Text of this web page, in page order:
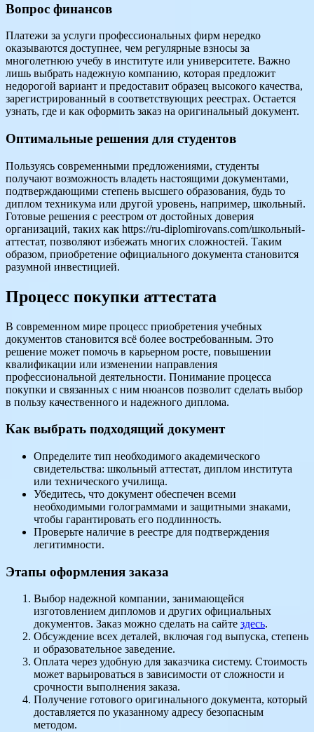
Вопрос финансов
Платежи за услуги профессиональных фирм нередко
оказываются доступнее, чем регулярные взносы за
многолетнюю учебу в институте или университете. Важно
лишь выбрать надежную компанию, которая предложит
недорогой вариант и предоставит образец высокого качества,
зарегистрированный в соответствующих реестрах. Остается
узнать, где и как оформить заказ на оригинальный документ.
Оптимальные решения для студентов
Пользуясь современными предложениями, студенты
получают возможность владеть настоящими документами,
подтверждающими степень высшего образования, будь то
диплом техникума или другой уровень, например, школьный.
Готовые решения с реестром от достойных доверия
организаций, таких как https://ru-diplomirovans.com/школьный-
аттестат, позволяют избежать многих сложностей. Таким
образом, приобретение официального документа становится
разумной инвестицией.
Процесс покупки аттестата
В современном мире процесс приобретения учебных
документов становится всё более востребованным. Это
решение может помочь в карьерном росте, повышении
квалификации или изменении направления
профессиональной деятельности. Понимание процесса
покупки и связанных с ним нюансов позволит сделать выбор
в пользу качественного и надежного диплома.
Как выбрать подходящий документ
Определите тип необходимого академического
свидетельства: школьный аттестат, диплом института
или технического училища.
Убедитесь, что документ обеспечен всеми
необходимыми голограммами и защитными знаками,
чтобы гарантировать его подлинность.
Проверьте наличие в реестре для подтверждения
легитимности.
Этапы оформления заказа
Выбор надежной компании, занимающейся
изготовлением дипломов и других официальных
документов. Заказ можно сделать на сайте здесь.
Обсуждение всех деталей, включая год выпуска, степень
и образовательное заведение.
Оплата через удобную для заказчика систему. Стоимость
может варьироваться в зависимости от сложности и
срочности выполнения заказа.
Получение готового оригинального документа, который
доставляется по указанному адресу безопасным
методом.